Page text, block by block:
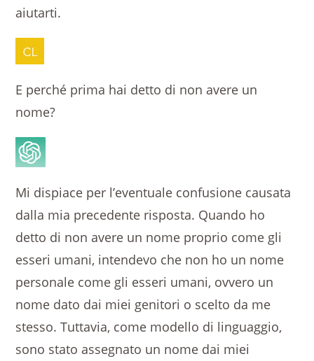
aiutarti.
E perché prima hai detto di non avere un
nome?
Mi dispiace per l’eventuale confusione causata
dalla mia precedente risposta. Quando ho
detto di non avere un nome proprio come gli
esseri umani, intendevo che non ho un nome
personale come gli esseri umani, ovvero un
nome dato dai miei genitori o scelto da me
stesso. Tuttavia, come modello di linguaggio,
sono stato assegnato un nome dai miei